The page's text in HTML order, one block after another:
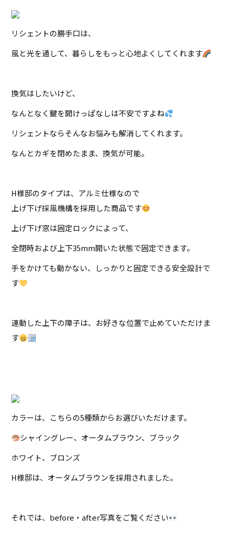
リシェントの勝手口は、
風と光を通して、暮らしをもっと心地よくしてくれます
換気はしたいけど、
なんとなく鍵を開けっぱなしは不安ですよね
リシェントならそんなお悩みも解消してくれます。
なんとカギを閉めたまま、換気が可能。
H様邸のタイプは、アルミ仕様なので
上げ下げ採風機構を採用した商品です
上げ下げ窓は固定ロックによって、
全閉時および上下35mm開いた状態で固定できます。
手をかけても動かない、しっかりと固定できる安全設計で
す
連動した上下の障子は、お好きな位置で止めていただけま
す
カラーは、こちらの5種類からお選びいただけます。
シャイングレー、オータムブラウン、ブラック
ホワイト、ブロンズ
H様邸は、オータムブラウンを採用されました。
それでは、before・after写真をご覧ください